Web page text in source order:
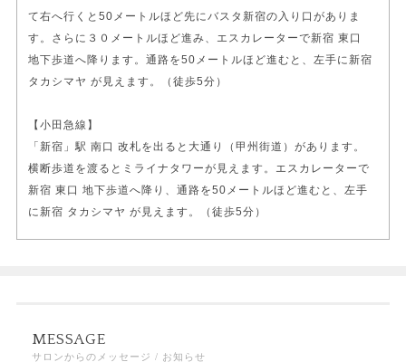
て右へ行くと50メートルほど先にバスタ新宿の入り口がありま
す。さらに３０メートルほど進み、エスカレーターで新宿 東口
地下歩道へ降ります。通路を50メートルほど進むと、左手に新宿
タカシマヤ が見えます。（徒歩5分）
【小田急線】
「新宿」駅 南口 改札を出ると大通り（甲州街道）があります。
横断歩道を渡るとミライナタワーが見えます。エスカレーターで
新宿 東口 地下歩道へ降り、通路を50メートルほど進むと、左手
に新宿 タカシマヤ が見えます。（徒歩5分）
MESSAGE
サロンからのメッセージ / お知らせ